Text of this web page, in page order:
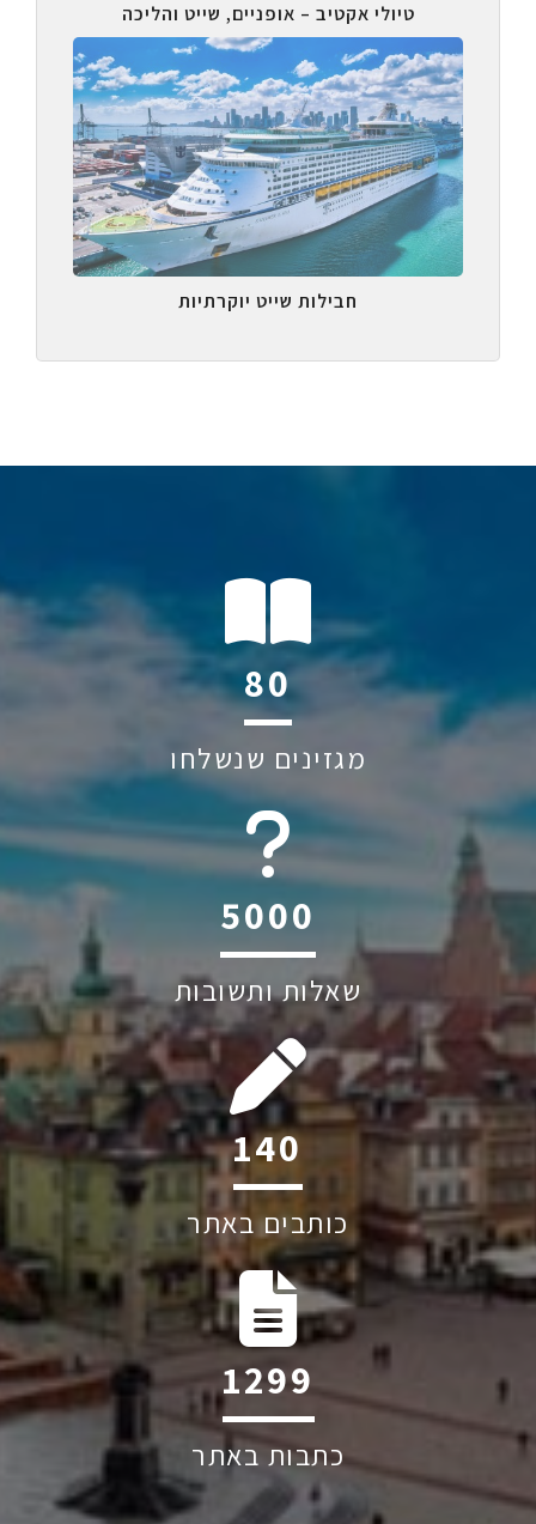
טיולי אקטיב – אופניים, שייט והליכה
חבילות שייט יוקרתיות
120
מגזינים שנשלחו
6045
שאלות ותשובות
209
כותבים באתר
1949
כתבות באתר